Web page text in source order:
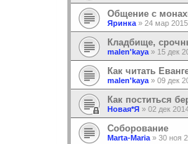
Общение с
Яринка» 24 мар
Кладбище,
malen'kaya» 15 дек
Как читать
malen'kaya» 09 дек
Как поститься
Новая*Я » 02 дек
Соборование
Marta-Maria» 30 ноя